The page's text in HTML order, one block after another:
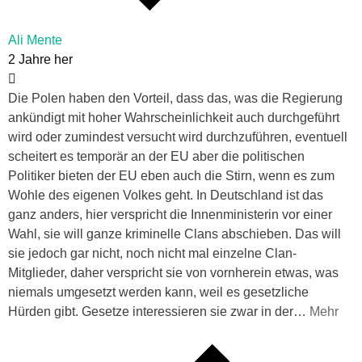
Ali Mente
2 Jahre her
Die Polen haben den Vorteil, dass das, was die Regierung
ankündigt mit hoher Wahrscheinlichkeit auch durchgeführt
wird oder zumindest versucht wird durchzuführen, eventuell
scheitert es temporär an der EU aber die politischen
Politiker bieten der EU eben auch die Stirn, wenn es zum
Wohle des eigenen Volkes geht. In Deutschland ist das
ganz anders, hier verspricht die Innenministerin vor einer
Wahl, sie will ganze kriminelle Clans abschieben. Das will
sie jedoch gar nicht, noch nicht mal einzelne Clan-
Mitglieder, daher verspricht sie von vornherein etwas, was
niemals umgesetzt werden kann, weil es gesetzliche
Hürden gibt. Gesetze interessieren sie zwar in der… Mehr